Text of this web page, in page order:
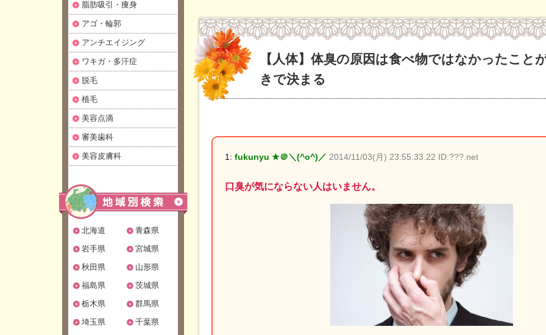
脂肪吸引・痩身
アゴ・輪郭
アンチエイジング
ワキガ・多汗症
脱毛
植毛
美容点滴
審美歯科
美容皮膚科
北海道
青森県
岩手県
宮城県
秋田県
山形県
福島県
茨城県
栃木県
群馬県
埼玉県
千葉県
【人体】体臭の原因は食べ物ではなかったこと
きで決まる
1: fukunyu ★＠＼(^o^)／ 2014/11/03(月) 23:55:33.22 ID:???.net
口臭が気にならない人はいません。